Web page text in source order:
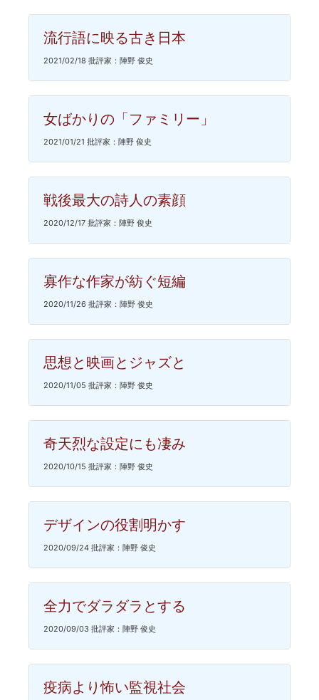
流行語に映る古き日本
2021/02/18 批評家：陣野 俊史
女ばかりの「ファミリー」
2021/01/21 批評家：陣野 俊史
戦後最大の詩人の素顔
2020/12/17 批評家：陣野 俊史
寡作な作家が紡ぐ短編
2020/11/26 批評家：陣野 俊史
思想と映画とジャズと
2020/11/05 批評家：陣野 俊史
奇天烈な設定にも凄み
2020/10/15 批評家：陣野 俊史
デザインの役割明かす
2020/09/24 批評家：陣野 俊史
全力でダラダラとする
2020/09/03 批評家：陣野 俊史
疫病より怖い監視社会